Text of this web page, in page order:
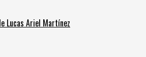
Lucas Ariel Martínez